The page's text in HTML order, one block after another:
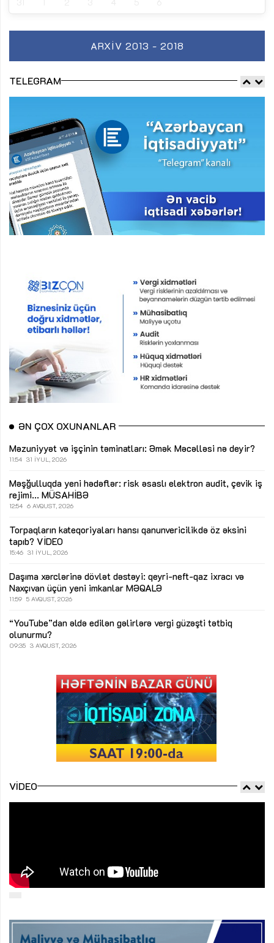
ARXIV 2013 - 2018
TELEGRAM
ƏN ÇOX OXUNANLAR
Məzuniyyət və işçinin təminatları: Əmək Məcəlləsi nə deyir?
11:54 31 İYUL, 2026
Məşğulluqda yeni hədəflər: risk əsaslı elektron audit, çevik iş
rejimi... MÜSAHİBƏ
12:54 6 AVQUST, 2026
Torpaqların kateqoriyaları hansı qanunvericilikdə öz əksini
tapıb? VİDEO
15:46 31 İYUL, 2026
Daşıma xərclərinə dövlət dəstəyi: qeyri-neft-qaz ixracı və
Naxçıvan üçün yeni imkanlar MƏQALƏ
11:59 5 AVQUST, 2026
“YouTube”dan əldə edilən gəlirlərə vergi güzəşti tətbiq
olunurmu?
09:35 3 AVQUST, 2026
VIDEO